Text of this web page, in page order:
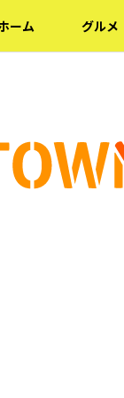
ーム グルメ